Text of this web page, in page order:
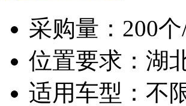
采购量： 200
位置要求： 湖
适用车型： 不